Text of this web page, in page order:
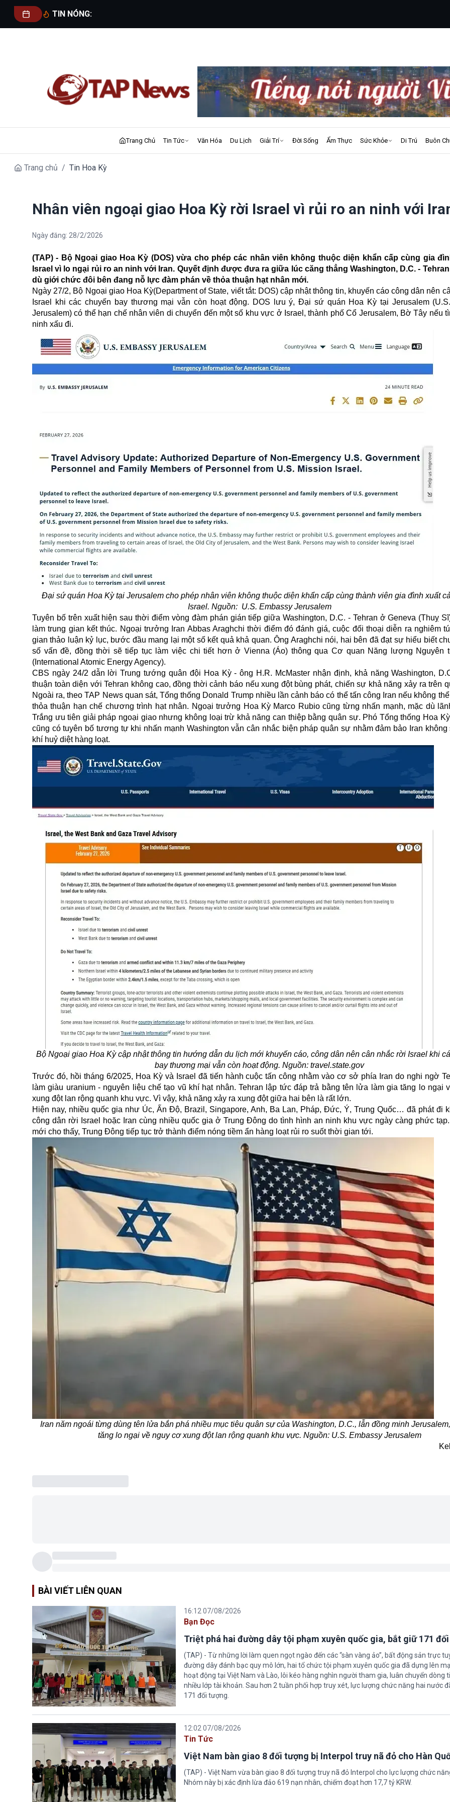
TIN NÓNG:
Trang Chủ Tin Tức Văn Hóa Du Lịch Giải Trí Đời Sống Ẩm Thực Sức Khỏe Di Trú Buôn
Trang chủ / Tin Hoa Kỳ
Nhân viên ngoại giao Hoa Kỳ rời Israel vì rủi ro an ninh với
Ngày đăng: 28/2/2026
(TAP) - Bộ Ngoại giao Hoa Kỳ (DOS) vừa cho phép các nhân viên không thuộc diện khẩn cấp cùng gia
Israel vì lo ngại rủi ro an ninh với Iran. Quyết định được đưa ra giữa lúc căng thẳng Washington, D.C. -
dù giới chức đôi bên đang nỗ lực đàm phán về thỏa thuận hạt nhân mới.
Ngày 27/2, Bộ Ngoại giao Hoa Kỳ(Department of State, viết tắt: DOS) cập nhật thông tin, khuyến cáo công dân nên
Israel khi các chuyến bay thương mại vẫn còn hoạt động. DOS lưu ý, Đại sứ quán Hoa Kỳ tại Jerusalem
Jerusalem) có thể hạn chế nhân viên di chuyển đến một số khu vực ở Israel, thành phố Cổ Jerusalem, Bờ Tây nếu
ninh xấu đi.
Đại sứ quán Hoa Kỳ tại Jerusalem cho phép nhân viên không thuộc diện khẩn cấp cùng thành viên gia đình xuất
Israel. Nguồn: U.S. Embassy Jerusalem
Tuyên bố trên xuất hiện sau thời điểm vòng đàm phán gián tiếp giữa Washington, D.C. - Tehran ở Geneva (Thuỵ
làm trung gian kết thúc. Ngoại trưởng Iran Abbas Araghchi thời điểm đó đánh giá, cuộc đối thoại diễn ra nghiêm
gian thảo luận kỷ lục, bước đầu mang lại một số kết quả khả quan. Ông Araghchi nói, hai bên đã đạt sự hiểu biết
số vấn đề, đồng thời sẽ tiếp tục làm việc chi tiết hơn ở Vienna (Áo) thông qua Cơ quan Năng lượng Nguyên
(International Atomic Energy Agency).
CBS ngày 24/2 dẫn lời Trung tướng quân đội Hoa Kỳ - ông H.R. McMaster nhận định, khả năng Washington,
thuận toàn diện với Tehran không cao, đồng thời cảnh báo nếu xung đột bùng phát, chiến sự khả năng xảy ra trên
Ngoài ra, theo TAP News quan sát, Tổng thống Donald Trump nhiều lần cảnh báo có thể tấn công Iran nếu không
thỏa thuận hạn chế chương trình hạt nhân. Ngoại trưởng Hoa Kỳ Marco Rubio cũng từng nhấn mạnh, mặc dù
Trắng ưu tiên giải pháp ngoại giao nhưng không loại trừ khả năng can thiệp bằng quân sự. Phó Tổng thống Hoa
cũng có tuyên bố tương tự khi nhấn mạnh Washington vẫn cân nhắc biện pháp quân sự nhằm đảm bảo Iran
khí huỷ diệt hàng loạt.
Bộ Ngoại giao Hoa Kỳ cập nhật thông tin hướng dẫn du lịch mới khuyến cáo, công dân nên cân nhắc rời Israel khi
bay thương mại vẫn còn hoạt động. Nguồn: travel.state.gov
Trước đó, hồi tháng 6/2025, Hoa Kỳ và Israel đã tiến hành cuộc tấn công nhằm vào cơ sở phía Iran do nghi ngờ
làm giàu uranium - nguyên liệu chế tạo vũ khí hạt nhân. Tehran lập tức đáp trả bằng tên lửa làm gia tăng lo ngại
xung đột lan rộng quanh khu vực. Vì vậy, khả năng xảy ra xung đột giữa hai bên là rất lớn.
Hiện nay, nhiều quốc gia như Úc, Ấn Độ, Brazil, Singapore, Anh, Ba Lan, Pháp, Đức, Ý, Trung Quốc… đã phát đi
công dân rời Israel hoặc Iran cùng nhiều quốc gia ở Trung Đông do tình hình an ninh khu vực ngày càng phức
mới cho thấy, Trung Đông tiếp tục trở thành điểm nóng tiềm ẩn hàng loạt rủi ro suốt thời gian tới.
Iran năm ngoái từng dùng tên lửa bắn phá nhiều mục tiêu quân sự của Washington, D.C., lẫn đồng minh
tăng lo ngại về nguy cơ xung đột lan rộng quanh khu vực. Nguồn: U.S. Embassy Jerusalem
BÀI VIẾT LIÊN QUAN
16:12 07/08/2026
Bạn Đọc
Triệt phá hai đường dây tội phạm xuyên quốc gia, bắt giữ 171
(TAP) - Từ những lời làm quen ngọt ngào đến các “sàn vàng ảo”, bất động sản trực
đường dây đánh bạc quy mô lớn, hai tổ chức tội phạm xuyên quốc gia đã dựng lên
hoạt động tại Việt Nam và Lào, lôi kéo hàng nghìn người tham gia, luân chuyển dòng
nhiều lớp tài khoản. Sau hơn 2 tuần phối hợp truy xét, lực lượng chức năng hai nước
171 đối tượng.
12:02 07/08/2026
Tin Tức
Việt Nam bàn giao 8 đối tượng bị Interpol truy nã đỏ cho Hàn
(TAP) - Việt Nam vừa bàn giao 8 đối tượng truy nã đỏ Interpol cho lực lượng chức
Nhóm này bị xác định lừa đảo 619 nạn nhân, chiếm đoạt hơn 17,7 tỷ KRW.